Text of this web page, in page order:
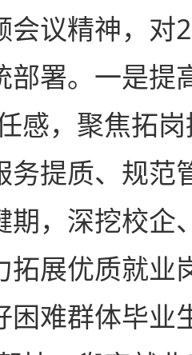
会议精神，对
部署。一是提
感，聚焦拓
务提质、规范
期，深挖校企
拓展优质就业
困难群体毕业